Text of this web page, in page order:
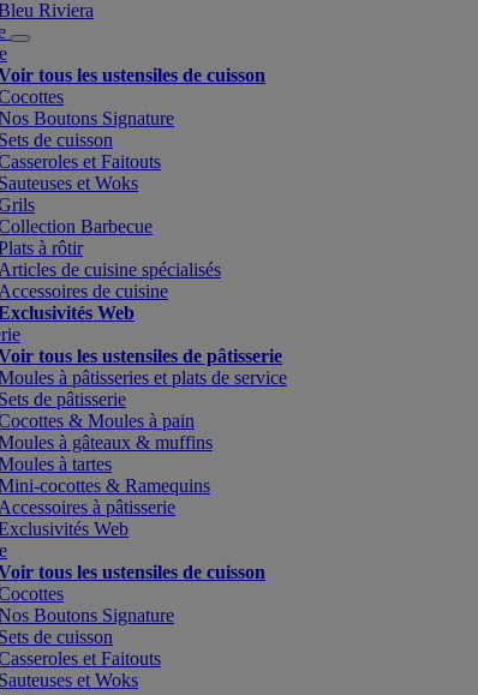
Riviera
tous les ustensiles de cuisson
Boutons Signature
Sets de cuisson
et Faitouts
Sauteuses et Woks
Barbecue
à rôtir
Articles de cuisine spécialisés
Accessoires de cuisine
Web
tous les ustensiles de pâtisserie
à pâtisseries et plats de service
Sets de pâtisserie
& Moules à pain
à gâteaux & muffins
à tartes
cocottes & Ramequins
Accessoires à pâtisserie
Web
tous les ustensiles de cuisson
Boutons Signature
Sets de cuisson
et Faitouts
Sauteuses et Woks